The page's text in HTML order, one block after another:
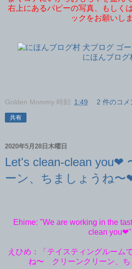
右上にあるパピーの写真、もしく
ックをお願いし
にほんブログ
Golden Mommy 時刻: 1:49 2 件のコメ
共有
2020年5月28日木曜日
Let's clean-clean you❤︎
ーン、ちましょうね〜
Ehime: "We are working in the
clean you❤︎"
えひめ：「テイスティングルーム
ね〜 クリーンクリーン、ち